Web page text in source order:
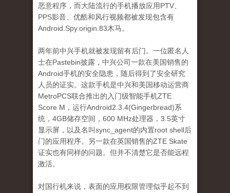
恶意程序，而大陆流行的手机播放应用PTV、
PPS影音、优酷和风行视频都被发现包含有
Android.Spy.origin.83木马。
两年前中兴手机就被发现留有后门。一位匿名人
士在Pastebin披露，中兴公司一款在美国销售的
Android手机的安全隐患，随后得到了安全研究
人员的证实。这款手机是中兴和美国移动运营商
MetroPCS联合推出的入门级智能手机ZTE
Score M，运行Android2.3.4(Gingerbread)系
统，4GB储存空间，600 MHz处理器，3.5英寸
显示屏，以及名叫sync_agent的内置root shell后
门的应用程序。另一款在英国销售的ZTE Skate
证实也有同样的问题。但并不清楚它是否能远程
激活。
对国行机来说，表面的应用权限管理似乎起不到